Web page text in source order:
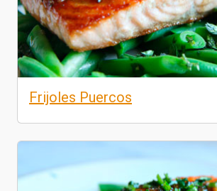
Frijoles Puercos